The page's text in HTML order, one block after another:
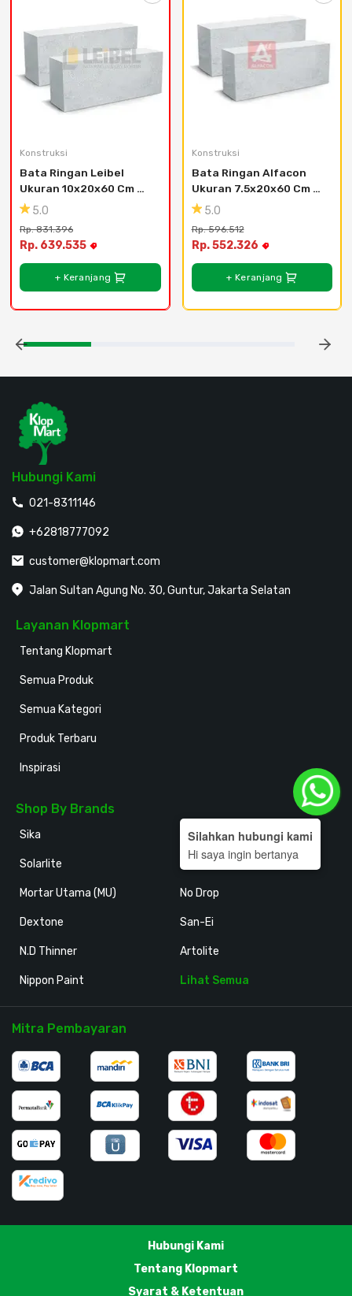
Konstruksi
Bata Ringan Leibel
Ukuran 10x20x60 Cm
(43.2m3)
5.0
Rp. 831.396
Rp. 639.535
+ Keranjang
Konstruksi
Bata Ringan Alfacon
Ukuran 7.5x20x60 Cm
(12.6 M3) - Karawang
5.0
Rp. 596.512
Rp. 552.326
+ Keranjang
Hubungi Kami
021-8311146
+62818777092
customer@klopmart.com
Jalan Sultan Agung No. 30, Guntur, Jakarta Selatan
Layanan Klopmart
Tentang Klopmart
Semua Produk
Semua Kategori
Produk Terbaru
Inspirasi
Shop By Brands
Sika
Solarlite
Mortar Utama (MU)
Dextone
N.D Thinner
Nippon Paint
Holodeck
Kansai Paint
No Drop
San-Ei
Artolite
Lihat Semua
Mitra Pembayaran
Hubungi Kami
Tentang Klopmart
Syarat & Ketentuan
Silahkan hubungi kami
Hi saya ingin bertanya